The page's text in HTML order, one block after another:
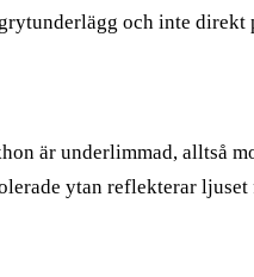
och inte direkt
är underlimmad, alltså
ytan reflekterar